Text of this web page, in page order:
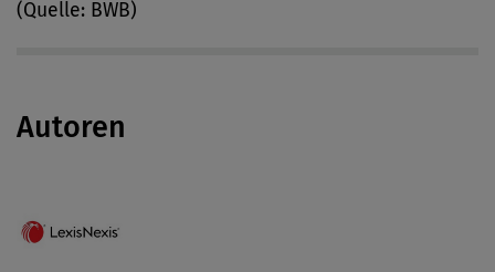
(Quelle: BWB)
Autoren